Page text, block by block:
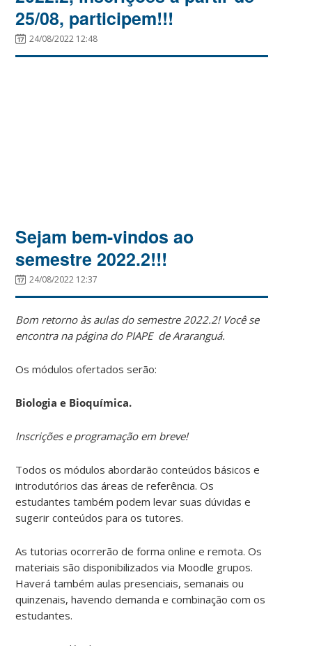
25/08, participem!!!
24/08/2022 12:48
Sejam bem-vindos ao
semestre 2022.2!!!
24/08/2022 12:37
Bom retorno às aulas do semestre 2022.2! Você se
encontra na página do PIAPE de Araranguá.
Os módulos ofertados serão:
Biologia e Bioquímica.
Inscrições e programação em breve!
Todos os módulos abordarão conteúdos básicos e
introdutórios das áreas de referência. Os
estudantes também podem levar suas dúvidas e
sugerir conteúdos para os tutores.
As tutorias ocorrerão de forma online e remota. Os
materiais são disponibilizados via Moodle grupos.
Haverá também aulas presenciais, semanais ou
quinzenais, havendo demanda e combinação com os
estudantes.